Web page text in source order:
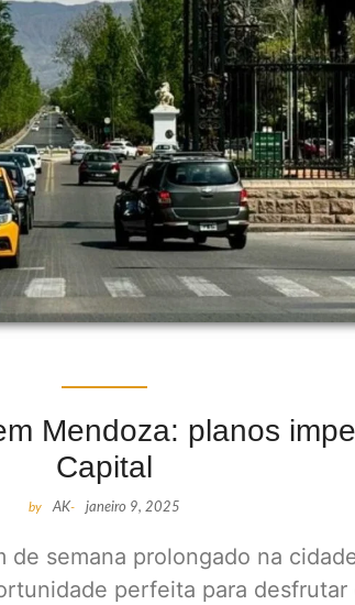
Mendoza: planos
Capital
by AK- janeiro 9, 2025
de semana prolongado na
perfeita para desfrutar